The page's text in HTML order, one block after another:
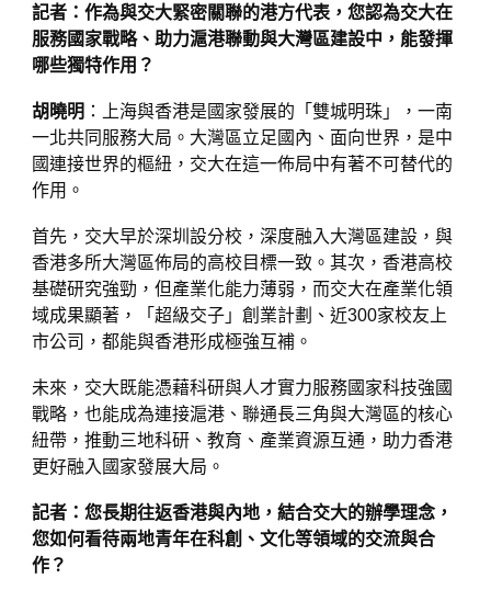
記者：作為與交大緊密關聯的港方代表，您認為交大在
服務國家戰略、助力滬港聯動與大灣區建設中，能發揮
哪些獨特作用？
胡曉明 ：上海與香港是國家發展的「雙城明珠」，一南
一北共同服務大局。大灣區立足國內、面向世界，是中
國連接世界的樞紐，交大在這一佈局中有著不可替代的
作用。
首先，交大早於深圳設分校，深度融入大灣區建設，與
香港多所大灣區佈局的高校目標一致。其次，香港高校
基礎研究強勁，但產業化能力薄弱，而交大在產業化領
域成果顯著，「超級交子」創業計劃、近300家校友上
市公司，都能與香港形成極強互補。
未來，交大既能憑藉科研與人才實力服務國家科技強國
戰略，也能成為連接滬港、聯通長三角與大灣區的核心
紐帶，推動三地科研、教育、產業資源互通，助力香港
更好融入國家發展大局。
記者：您長期往返香港與內地，結合交大的辦學理念，
您如何看待兩地青年在科創、文化等領域的交流與合
作？